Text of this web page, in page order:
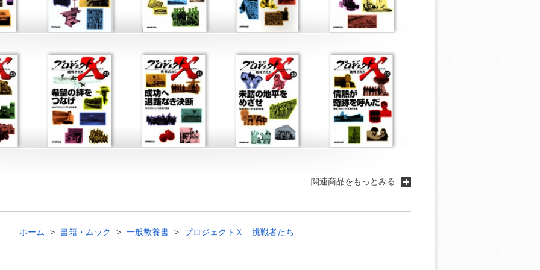
関連商品をもっとみる
ホーム 書籍・ムック 一般教養書 プロジェクトＸ 挑戦者たち